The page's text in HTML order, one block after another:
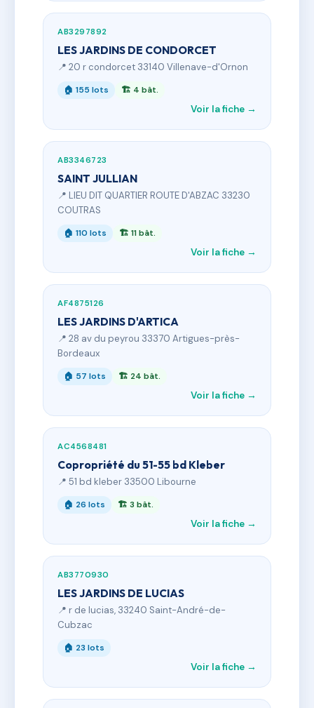
AB3297892
LES JARDINS DE CONDORCET
📍 20 r condorcet 33140 Villenave-d'Ornon
🏠 155 lots 🏗 4 bât.
Voir la fiche →
AB3346723
SAINT JULLIAN
📍 LIEU DIT QUARTIER ROUTE D'ABZAC 33230
COUTRAS
🏠 110 lots 🏗 11 bât.
Voir la fiche →
AF4875126
LES JARDINS D'ARTICA
📍 28 av du peyrou 33370 Artigues-près-
Bordeaux
🏠 57 lots 🏗 24 bât.
Voir la fiche →
AC4568481
Copropriété du 51-55 bd Kleber
📍 51 bd kleber 33500 Libourne
🏠 26 lots 🏗 3 bât.
Voir la fiche →
AB3770930
LES JARDINS DE LUCIAS
📍 r de lucias, 33240 Saint-André-de-
Cubzac
🏠 23 lots
Voir la fiche →